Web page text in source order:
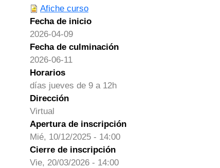
Afiche curso
Fecha de inicio
2026-04-09
Fecha de culminación
2026-06-11
Horarios
días jueves de 9 a 12h
Dirección
Virtual
Apertura de inscripción
Mié, 10/12/2025 - 14:00
Cierre de inscripción
Vie, 20/03/2026 - 14:00